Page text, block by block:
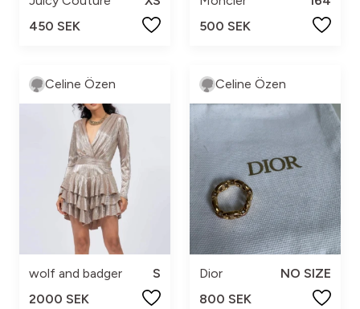
450 SEK
500 SEK
Celine Özen
wolf and badger
S
2000 SEK
Celine Özen
Dior
NO SIZE
800 SEK